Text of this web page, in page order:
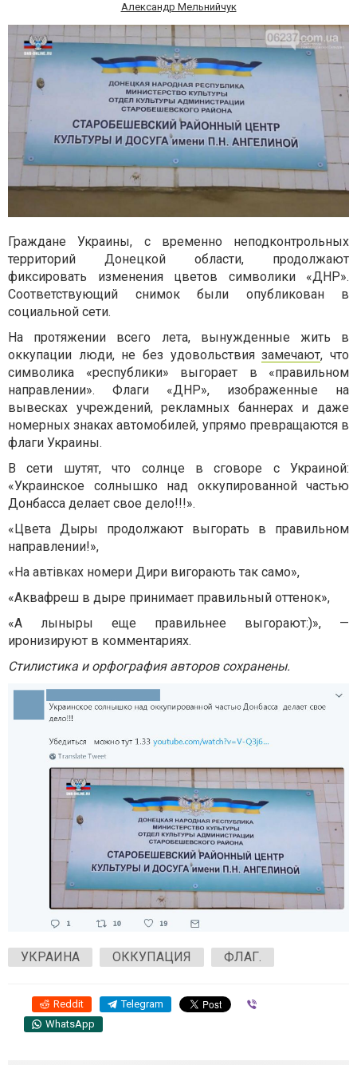
Александр Мельнийчук
Граждане Украины, с временно неподконтрольных
территорий Донецкой области, продолжают
фиксировать изменения цветов символики «ДНР».
Соответствующий снимок были опубликован в
социальной сети.
На протяжении всего лета, вынужденные жить в
оккупации люди, не без удовольствиязамечают, что
символика «республики» выгорает в «правильном
направлении». Флаги «ДНР», изображенные на
вывесках учреждений, рекламных баннерах и даже
номерных знаках автомобилей, упрямо превращаются в
флаги Украины.
В сети шутят, что солнце в сговоре с Украиной:
«Украинское солнышко над оккупированной частью
Донбасса делает свое дело!!!».
«Цвета Дыры продолжают выгорать в правильном
направлении!»,
«На автівках номери Дири вигорають так само»,
«Аквафреш в дыре принимает правильный оттенок»,
«А лыныры еще правильнее выгорают:)», —
иронизируют в комментариях.
Стилистика и орфография авторов сохранены.
УКРАИНА ОККУПАЦИЯ ФЛАГ.
Reddit Telegram
WhatsApp